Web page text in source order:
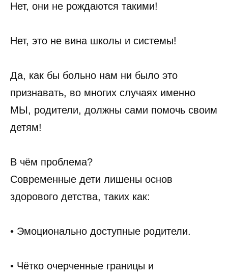
Нет, они не рождаются такими!
Нет, это не вина школы и системы!
Да, как бы больно нам ни было это
признавать, во многих случаях именно
МЫ, родители, должны сами помочь своим
детям!
В чём проблема?
Современные дети лишены основ
здорового детства, таких как:
• Эмоционально доступные родители.
• Чётко очерченные границы и